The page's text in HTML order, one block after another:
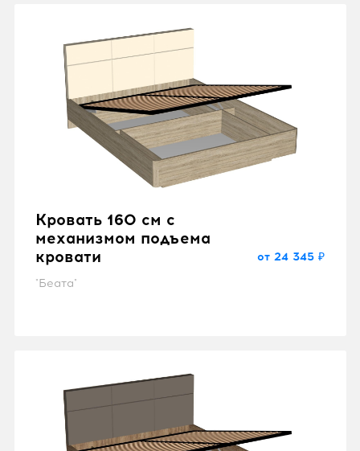
Кровать 160 см с
механизмом подъема
кровати
"Беата"
от 24 345 ₽